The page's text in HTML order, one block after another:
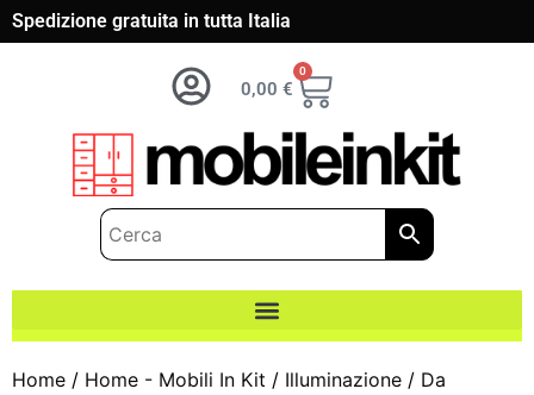
Spedizione gratuita in tutta Italia
0,00 €
0
Home / Home - Mobili In Kit / Illuminazione / Da